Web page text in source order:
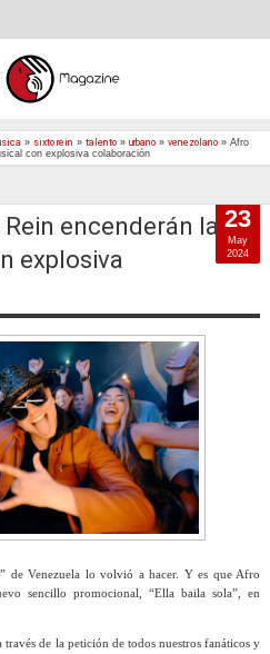
» sixto rein » talento » urbano » venezolano » Afro
con explosiva colaboración
encenderán la
explosiva
de Venezuela lo volvió a hacer. Y es que Afro
sencillo promocional, “Ella baila sola”, en
través de la petición de todos nuestros fanáticos y
23
May
2024